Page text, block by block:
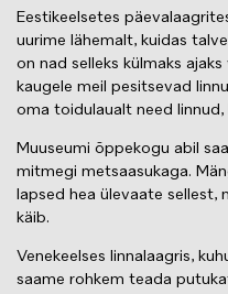
Eestikeelsetes
uurime lähemalt, kuidas
on nad selleks külmaks
kaugele meil pesitsevad
oma toidulaualt need linnud,
Muuseumi õppekogu abil
mitmegi metsaasukaga.
lapsed hea ülevaate
käib.
Venekeelses linnalaagris,
saame rohkem teada